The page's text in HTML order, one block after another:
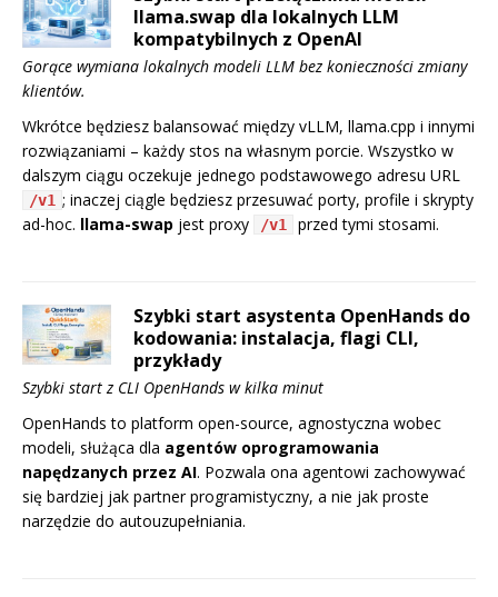
llama.swap dla lokalnych LLM
kompatybilnych z OpenAI
Gorące wymiana lokalnych modeli LLM bez konieczności zmiany
klientów.
Wkrótce będziesz balansować między vLLM, llama.cpp i innymi
rozwiązaniami – każdy stos na własnym porcie. Wszystko w
dalszym ciągu oczekuje jednego podstawowego adresu URL
/v1 ; inaczej ciągle będziesz przesuwać porty, profile i skrypty
ad-hoc. llama-swap jest proxy /v1 przed tymi stosami.
Szybki start asystenta OpenHands do
kodowania: instalacja, flagi CLI,
przykłady
Szybki start z CLI OpenHands w kilka minut
OpenHands to platform open-source, agnostyczna wobec
modeli, służąca dla agentów oprogramowania
napędzanych przez AI. Pozwala ona agentowi zachowywać
się bardziej jak partner programistyczny, a nie jak proste
narzędzie do autouzupełniania.